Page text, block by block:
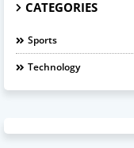
CATEGORIES
Sports
Technology